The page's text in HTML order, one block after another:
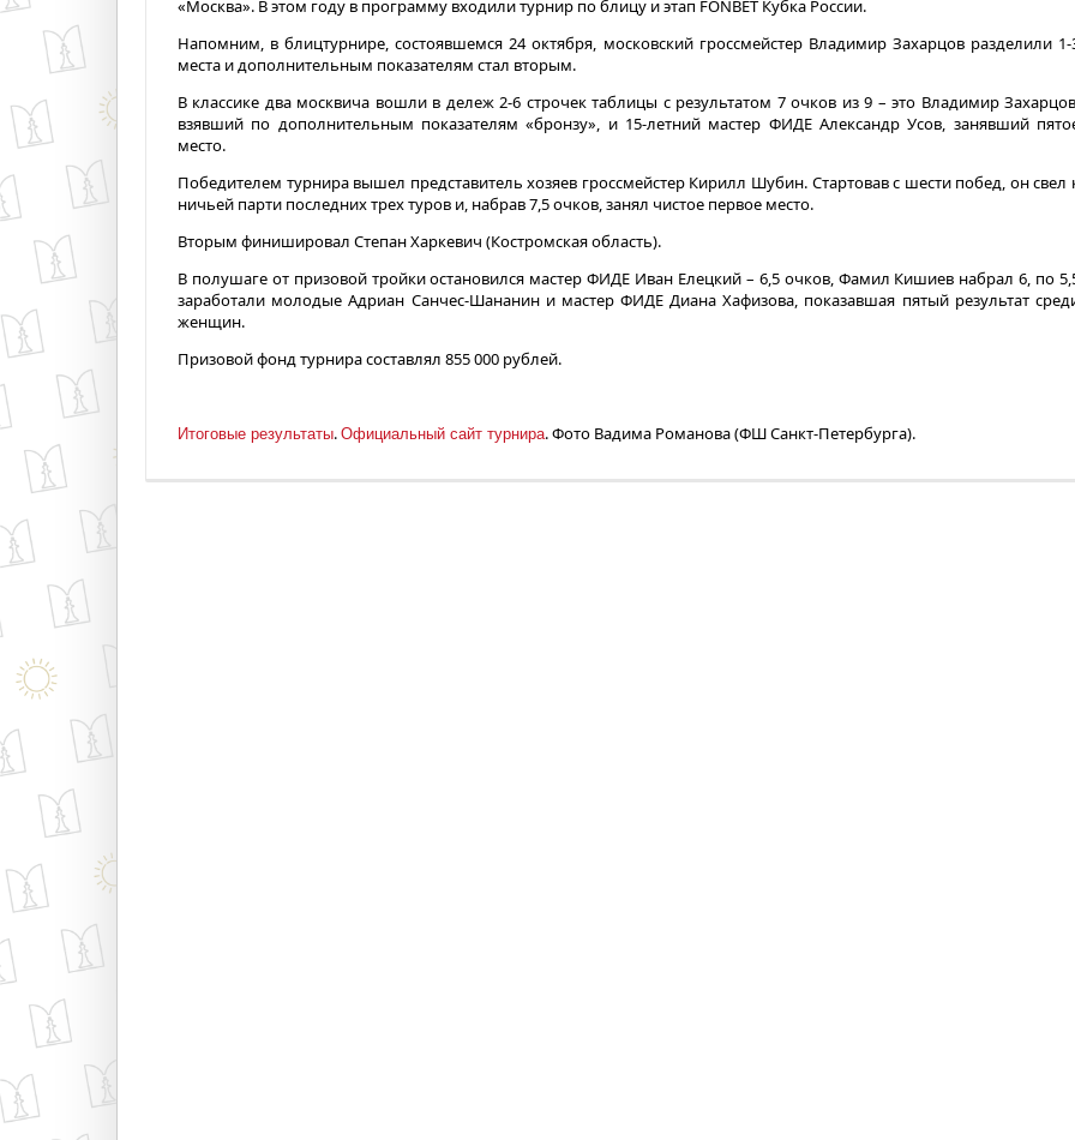
«Москва». В этом году в программу входили турнир по блицу и этап FONBET Кубка России.
Напомним, в блицтурнире, состоявшемся 24 октября, московский гроссмейстер Владимир Захарцов разделили 1-
места и дополнительным показателям стал вторым.
В классике два москвича вошли в дележ 2-6 строчек таблицы с результатом 7 очков из 9 – это Владимир
взявший по дополнительным показателям «бронзу», и 15-летний мастер ФИДЕ Александр Усов, занявший
место.
Победителем турнира вышел представитель хозяев гроссмейстер Кирилл Шубин. Стартовав с шести побед, он свел
ничьей парти последних трех туров и, набрав 7,5 очков, занял чистое первое место.
Вторым финишировал Степан Харкевич (Костромская область).
В полушаге от призовой тройки остановился мастер ФИДЕ Иван Елецкий – 6,5 очков, Фамил Кишиев набрал 6, по
заработали молодые Адриан Санчес-Шананин и мастер ФИДЕ Диана Хафизова, показавшая пятый результат
женщин.
Призовой фонд турнира составлял 855 000 рублей.
Итоговые результаты. Официальный сайт турнира. Фото Вадима Романова (ФШ Санкт-Петербурга).